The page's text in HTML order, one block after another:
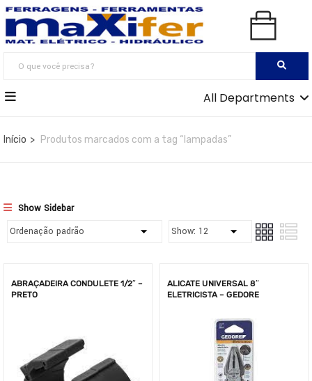
All Departments
Início Produtos marcados com a tag “lampadas”
Show Sidebar
ABRAÇADEIRA CONDULETE 1/2″ –
PRETO
ALICATE UNIVERSAL 8″
ELETRICISTA – GEDORE